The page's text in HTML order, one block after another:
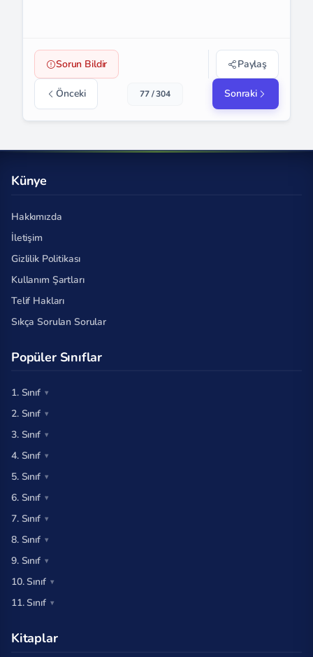
Sorun Bildir Paylaş
Önceki 77 / 304 Sonraki
Künye
Hakkımızda
İletişim
Gizlilik Politikası
Kullanım Şartları
Telif Hakları
Sıkça Sorulan Sorular
Popüler Sınıflar
1. Sınıf
2. Sınıf
3. Sınıf
4. Sınıf
5. Sınıf
6. Sınıf
7. Sınıf
8. Sınıf
9. Sınıf
10. Sınıf
11. Sınıf
Kitaplar